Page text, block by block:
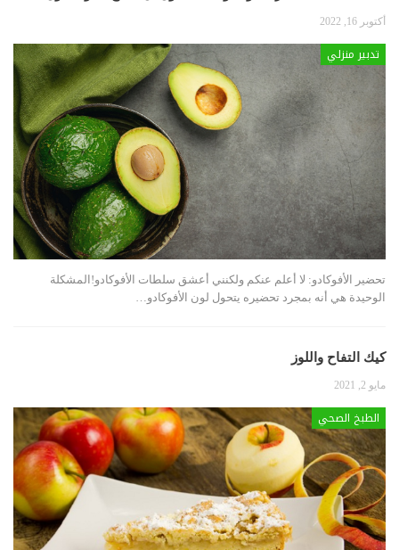
أكتوبر 16, 2022
تدبير منزلي
تحضير الأفوكادو: لا أعلم عنكم ولكنني أعشق سلطات الأفوكادو!المشكلة
الوحيدة هي أنه بمجرد تحضيره يتحول لون الأفوكادو…
كيك التفاح واللوز
مايو 2, 2021
الطبخ الصحي